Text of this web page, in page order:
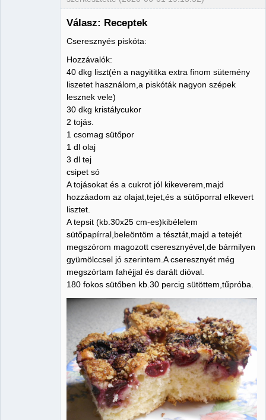
Válasz: Receptek
Cseresznyés piskóta:
Hozzávalók:
40 dkg liszt(én a nagyititka extra finom sütemény
liszetet használom,a piskóták nagyon szépek
lesznek vele)
30 dkg kristálycukor
2 tojás.
1 csomag sütőpor
1 dl olaj
3 dl tej
csipet só
A tojásokat és a cukrot jól kikeverem,majd
hozzáadom az olajat,tejet,és a sütőporral elkevert
lisztet.
A tepsit (kb.30x25 cm-es)kibélelem
sütőpapírral,beleöntöm a tésztát,majd a tetejét
megszórom magozott cseresznyével,de bármilyen
gyümölccsel jó szerintem.A cseresznyét még
megszórtam fahéjjal és darált dióval.
180 fokos sütőben kb.30 percig sütöttem,tűpróba.